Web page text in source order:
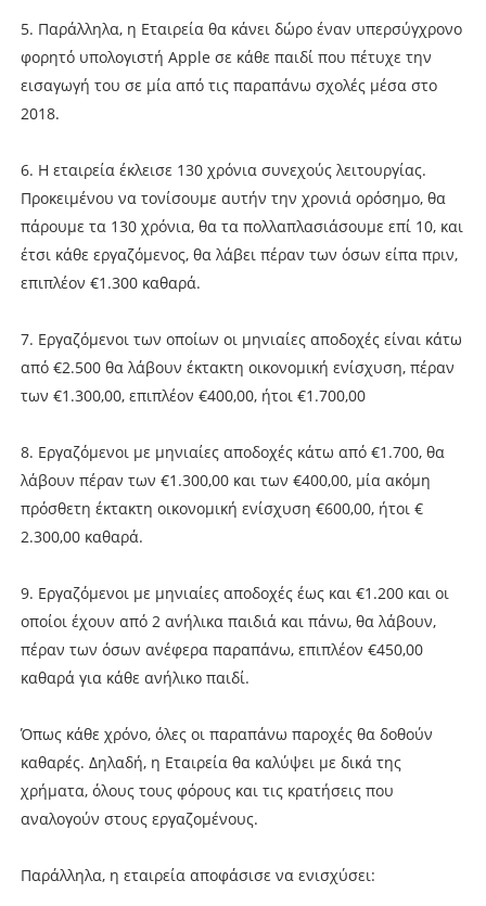
5. Παράλληλα, η Εταιρεία θα κάνει δώρο έναν υπερσύγχρονο
φορητό υπολογιστή Apple σε κάθε παιδί που πέτυχε την
εισαγωγή του σε μία από τις παραπάνω σχολές μέσα στο
2018.
6. Η εταιρεία έκλεισε 130 χρόνια συνεχούς λειτουργίας.
Προκειμένου να τονίσουμε αυτήν την χρονιά ορόσημο, θα
πάρουμε τα 130 χρόνια, θα τα πολλαπλασιάσουμε επί 10, και
έτσι κάθε εργαζόμενος, θα λάβει πέραν των όσων είπα πριν,
επιπλέον €1.300 καθαρά.
7. Εργαζόμενοι των οποίων οι μηνιαίες αποδοχές είναι κάτω
από €2.500 θα λάβουν έκτακτη οικονομική ενίσχυση, πέραν
των €1.300,00, επιπλέον €400,00, ήτοι €1.700,00
8. Εργαζόμενοι με μηνιαίες αποδοχές κάτω από €1.700, θα
λάβουν πέραν των €1.300,00 και των €400,00, μία ακόμη
πρόσθετη έκτακτη οικονομική ενίσχυση €600,00, ήτοι €
2.300,00 καθαρά.
9. Εργαζόμενοι με μηνιαίες αποδοχές έως και €1.200 και οι
οποίοι έχουν από 2 ανήλικα παιδιά και πάνω, θα λάβουν,
πέραν των όσων ανέφερα παραπάνω, επιπλέον €450,00
καθαρά για κάθε ανήλικο παιδί.
Όπως κάθε χρόνο, όλες οι παραπάνω παροχές θα δοθούν
καθαρές. Δηλαδή, η Εταιρεία θα καλύψει με δικά της
χρήματα, όλους τους φόρους και τις κρατήσεις που
αναλογούν στους εργαζομένους.
Παράλληλα, η εταιρεία αποφάσισε να ενισχύσει: